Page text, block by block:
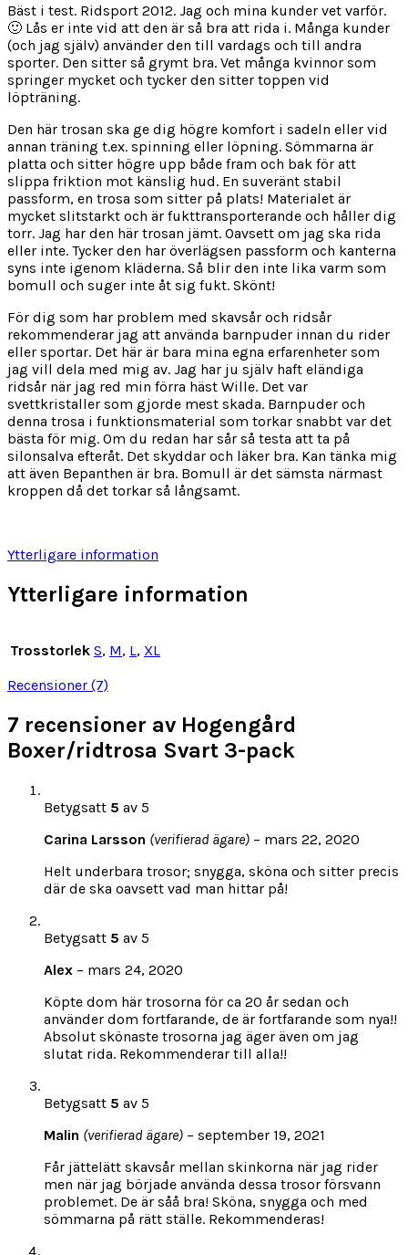
Bäst i test. Ridsport 2012. Jag och mina kunder vet varför.
🙂 Lås er inte vid att den är så bra att rida i. Många kunder
(och jag själv) använder den till vardags och till andra
sporter. Den sitter så grymt bra. Vet många kvinnor som
springer mycket och tycker den sitter toppen vid
löpträning.
Den här trosan ska ge dig högre komfort i sadeln eller vid
annan träning t.ex. spinning eller löpning. Sömmarna är
platta och sitter högre upp både fram och bak för att
slippa friktion mot känslig hud. En suveränt stabil
passform, en trosa som sitter på plats! Materialet är
mycket slitstarkt och är fukttransporterande och håller dig
torr. Jag har den här trosan jämt. Oavsett om jag ska rida
eller inte. Tycker den har överlägsen passform och kanterna
syns inte igenom kläderna. Så blir den inte lika varm som
bomull och suger inte åt sig fukt. Skönt!
För dig som har problem med skavsår och ridsår
rekommenderar jag att använda barnpuder innan du rider
eller sportar. Det här är bara mina egna erfarenheter som
jag vill dela med mig av. Jag har ju själv haft eländiga
ridsår när jag red min förra häst Wille. Det var
svettkristaller som gjorde mest skada. Barnpuder och
denna trosa i funktionsmaterial som torkar snabbt var det
bästa för mig. Om du redan har sår så testa att ta på
silonsalva efteråt. Det skyddar och läker bra. Kan tänka mig
att även Bepanthen är bra. Bomull är det sämsta närmast
kroppen då det torkar så långsamt.
Ytterligare information
Ytterligare information
Trosstorlek S, M, L, XL
Recensioner (7)
7 recensioner av Hogengård
Boxer/ridtrosa Svart 3-pack
Betygsatt 5 av 5
Carina Larsson (verifierad ägare) – mars 22, 2020
Helt underbara trosor; snygga, sköna och sitter precis
där de ska oavsett vad man hittar på!
Betygsatt 5 av 5
Alex – mars 24, 2020
Köpte dom här trosorna för ca 20 år sedan och
använder dom fortfarande, de är fortfarande som nya!!
Absolut skönaste trosorna jag äger även om jag
slutat rida. Rekommenderar till alla!!
Betygsatt 5 av 5
Malin (verifierad ägare) – september 19, 2021
Får jättelätt skavsår mellan skinkorna när jag rider
men när jag började använda dessa trosor försvann
problemet. De är såå bra! Sköna, snygga och med
sömmarna på rätt ställe. Rekommenderas!